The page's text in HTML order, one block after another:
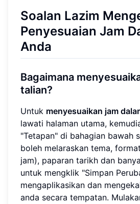
Soalan Lazim
Penyesuaian Jam
Anda
Bagaimana
talian?
Untuk menyesuaikan jam
lawati halaman utama,
"Tetapan" di bahagian bawah
boleh melaraskan tema,
jam), paparan tarikh dan
untuk mengklik "Simpan
mengaplikasikan dan
anda secara tempatan.